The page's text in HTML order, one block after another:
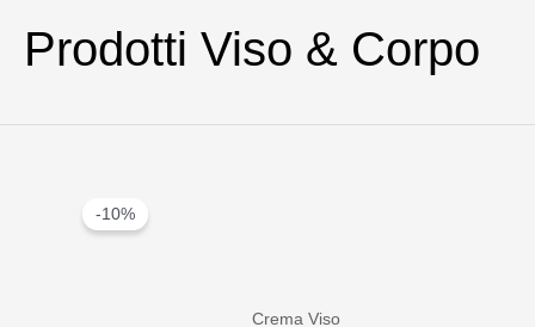
Prodotti Viso & Corpo
-10%
Crema Viso